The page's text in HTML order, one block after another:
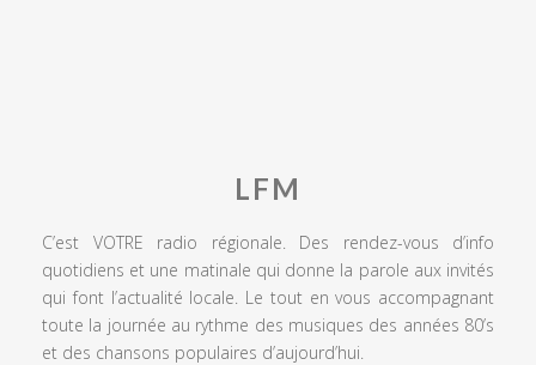
LFM
C’est VOTRE radio régionale. Des rendez-vous d’info
quotidiens et une matinale qui donne la parole aux invités
qui font l’actualité locale. Le tout en vous accompagnant
toute la journée au rythme des musiques des années 80’s
et des chansons populaires d’aujourd’hui.